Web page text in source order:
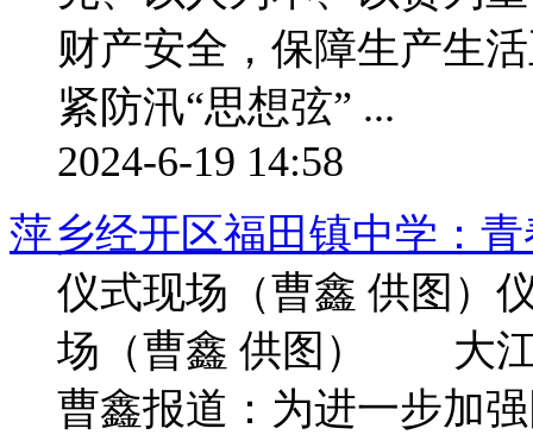
财产安全，保障生产生
紧防汛“思想弦” ...
2024-6-19 14:58
萍乡经开区福田镇中学：
仪式现场（曹鑫 供图）
场（曹鑫 供图） 大江
曹鑫报道：为进一步加